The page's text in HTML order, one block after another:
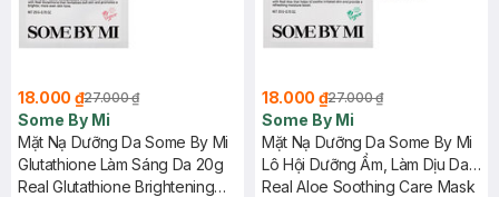
18.000 ₫27.000 ₫
Some By Mi
Mặt Nạ Dưỡng Da Some By Mi
Glutathione Làm Sáng Da 20g
Real Glutathione Brightening
18.000 ₫27.000 ₫
Some By Mi
Mặt Nạ Dưỡng Da Some By Mi
Lô Hội Dưỡng Ẩm, Làm Dịu Da
20g
Real Aloe Soothing Care Mask